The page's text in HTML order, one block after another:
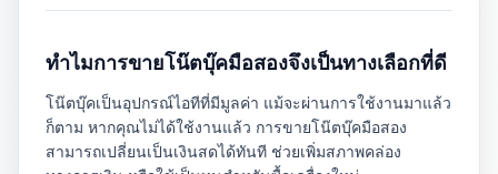
ทำไมการขายโน๊ตบุ๊คมือสองจึงเป็นทางเลือกที่ดี
โน๊ตบุ๊คเป็นอุปกรณ์ไอทีที่มีมูลค่า แม้จะผ่านการใช้งานมาแล้ว
ก็ตาม หากคุณไม่ได้ใช้งานแล้ว การขายโน๊ตบุ๊คมือสอง
สามารถเปลี่ยนเป็นเงินสดได้ทันที ช่วยเพิ่มสภาพคล่อง